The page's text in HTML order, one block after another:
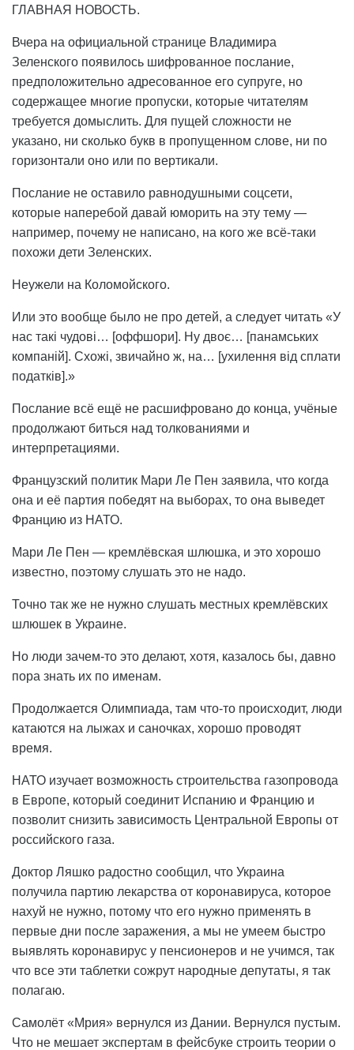
ГЛАВНАЯ НОВОСТЬ.
Вчера на официальной странице Владимира
Зеленского появилось шифрованное послание,
предположительно адресованное его супруге, но
содержащее многие пропуски, которые читателям
требуется домыслить. Для пущей сложности не
указано, ни сколько букв в пропущенном слове, ни по
горизонтали оно или по вертикали.
Послание не оставило равнодушными соцсети,
которые наперебой давай юморить на эту тему —
например, почему не написано, на кого же всё-таки
похожи дети Зеленских.
Неужели на Коломойского.
Или это вообще было не про детей, а следует читать «У
нас такі чудові… [оффшори]. Ну двоє… [панамських
компаній]. Схожі, звичайно ж, на… [ухилення від сплати
податків].»
Послание всё ещё не расшифровано до конца, учёные
продолжают биться над толкованиями и
интерпретациями.
Французский политик Мари Ле Пен заявила, что когда
она и её партия победят на выборах, то она выведет
Францию из НАТО.
Мари Ле Пен — кремлёвская шлюшка, и это хорошо
известно, поэтому слушать это не надо.
Точно так же не нужно слушать местных кремлёвских
шлюшек в Украине.
Но люди зачем-то это делают, хотя, казалось бы, давно
пора знать их по именам.
Продолжается Олимпиада, там что-то происходит, люди
катаются на лыжах и саночках, хорошо проводят
время.
НАТО изучает возможность строительства газопровода
в Европе, который соединит Испанию и Францию и
позволит снизить зависимость Центральной Европы от
российского газа.
Доктор Ляшко радостно сообщил, что Украина
получила партию лекарства от коронавируса, которое
нахуй не нужно, потому что его нужно применять в
первые дни после заражения, а мы не умеем быстро
выявлять коронавирус у пенсионеров и не учимся, так
что все эти таблетки сожрут народные депутаты, я так
полагаю.
Самолёт «Мрия» вернулся из Дании. Вернулся пустым.
Что не мешает экспертам в фейсбуке строить теории о